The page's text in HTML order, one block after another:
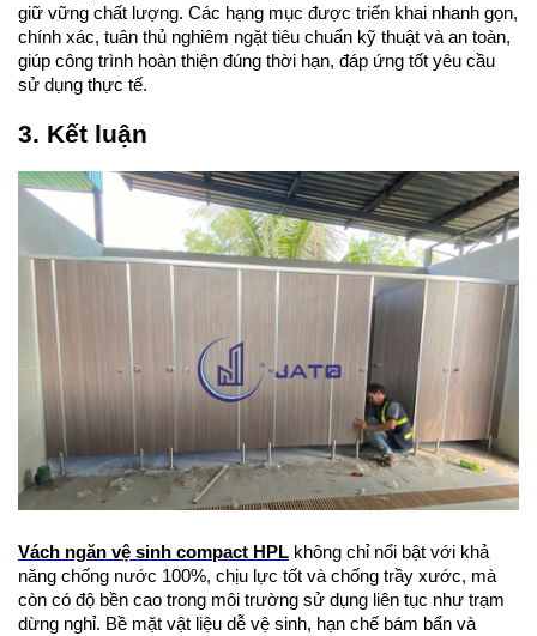
giữ vững chất lượng. Các hạng mục được triển khai nhanh gọn,
chính xác, tuân thủ nghiêm ngặt tiêu chuẩn kỹ thuật và an toàn,
giúp công trình hoàn thiện đúng thời hạn, đáp ứng tốt yêu cầu
sử dụng thực tế.
3. Kết luận
Vách ngăn vệ sinh compact HPL không chỉ nổi bật với khả
năng chống nước 100%, chịu lực tốt và chống trầy xước, mà
còn có độ bền cao trong môi trường sử dụng liên tục như trạm
dừng nghỉ. Bề mặt vật liệu dễ vệ sinh, hạn chế bám bẩn và